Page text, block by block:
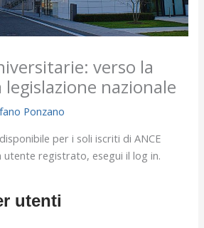
verso la
nazionale
Ponzano
per i soli iscriti di ANCE
utente registrato, esegui il log in.
utenti